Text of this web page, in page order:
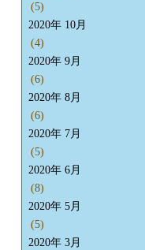
(5)
2020年 10月
(4)
2020年 9月
(6)
2020年 8月
(6)
2020年 7月
(5)
2020年 6月
(8)
2020年 5月
(5)
2020年 3月